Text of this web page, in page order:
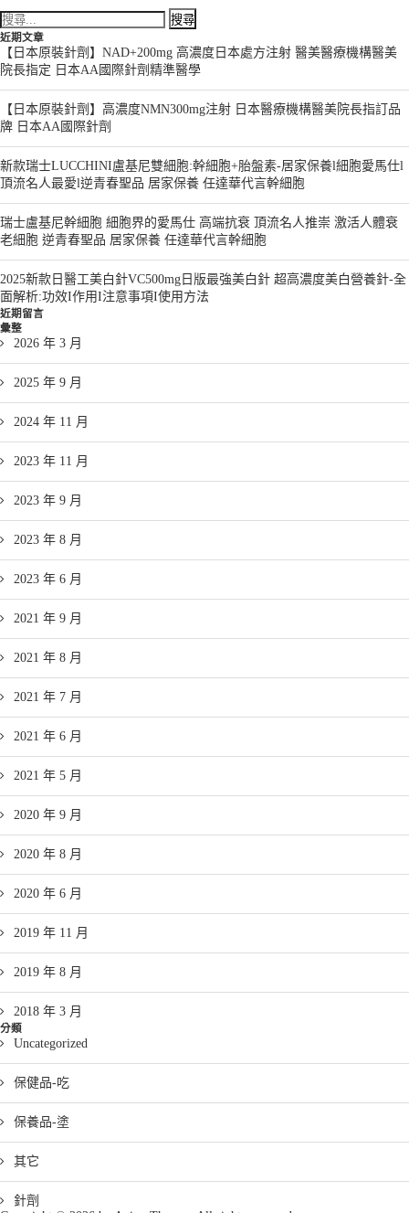
近期文章
【日本原裝針劑】NAD+200mg 高濃度日本處方注射 醫美醫療機構醫美
院長指定 日本AA國際針劑精準醫學
【日本原裝針劑】高濃度NMN300mg注射 日本醫療機構醫美院長指訂品
牌 日本AA國際針劑
新款瑞士LUCCHINI盧基尼雙細胞:幹細胞+胎盤素-居家保養l細胞愛馬仕l
頂流名人最愛l逆青春聖品 居家保養 任達華代言幹細胞
瑞士盧基尼幹細胞 細胞界的愛馬仕 高端抗衰 頂流名人推崇 激活人體衰
老細胞 逆青春聖品 居家保養 任達華代言幹細胞
2025新款日醫工美白針VC500mg日版最強美白針 超高濃度美白營養針-全
面解析:功效I作用I注意事項I使用方法
近期留言
彙整
2026 年 3 月
2025 年 9 月
2024 年 11 月
2023 年 11 月
2023 年 9 月
2023 年 8 月
2023 年 6 月
2021 年 9 月
2021 年 8 月
2021 年 7 月
2021 年 6 月
2021 年 5 月
2020 年 9 月
2020 年 8 月
2020 年 6 月
2019 年 11 月
2019 年 8 月
2018 年 3 月
分類
Uncategorized
保健品-吃
保養品-塗
其它
針劑